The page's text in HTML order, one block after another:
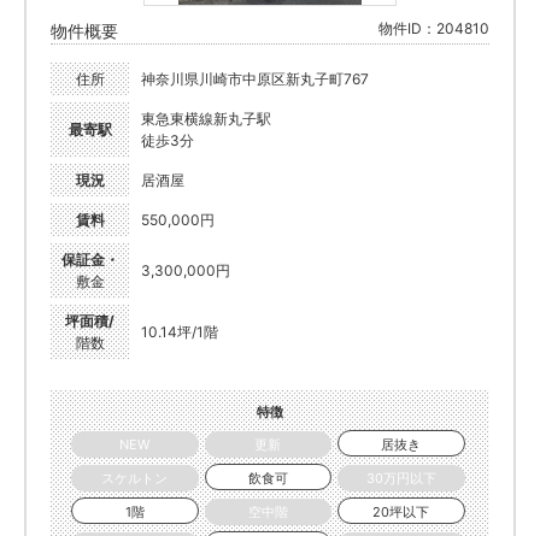
物件概要 物件ID：204810
住所 神奈川県川崎市中原区新丸子町767
最寄駅
東急東横線新丸子駅
徒歩3分
現況 居酒屋
賃料 550,000円
保証金・
敷金
3,300,000円
坪面積/
階数
10.14坪/1階
特徴
NEW
更新
居抜き
スケルトン
飲食可
30万円以下
1階
空中階
20坪以下